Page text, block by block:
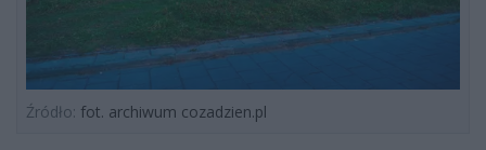
Źródło: fot. archiwum cozadzien.pl